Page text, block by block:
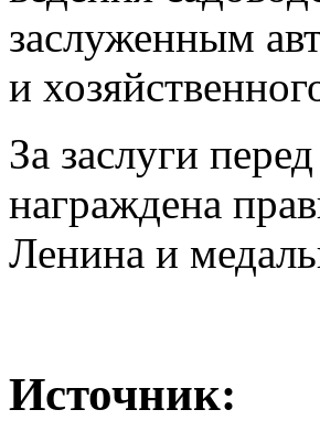
заслуженным
и
За заслуги
награждена
Ленина и
Источник: